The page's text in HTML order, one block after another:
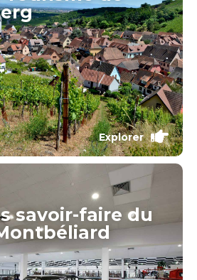
Explorer
savoir-faire du